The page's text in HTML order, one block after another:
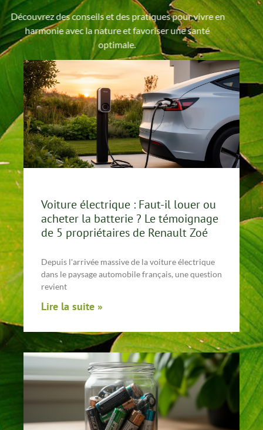
Découvrez des conseils et des pratiques pour vivre en
harmonie avec la nature et favoriser une santé
optimale.
Voiture électrique : Faut-il louer ou
acheter la batterie ? Le témoignage
de 5 propriétaires de Renault Zoé
Depuis l'arrivée massive de la voiture électrique
dans le paysage automobile français, une question
revient
Lire la suite »